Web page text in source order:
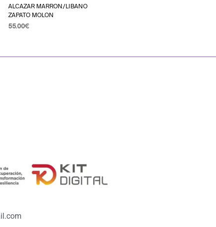
ALCAZAR MARRON/LIBANO
ZAPATO MOLON
55.00€